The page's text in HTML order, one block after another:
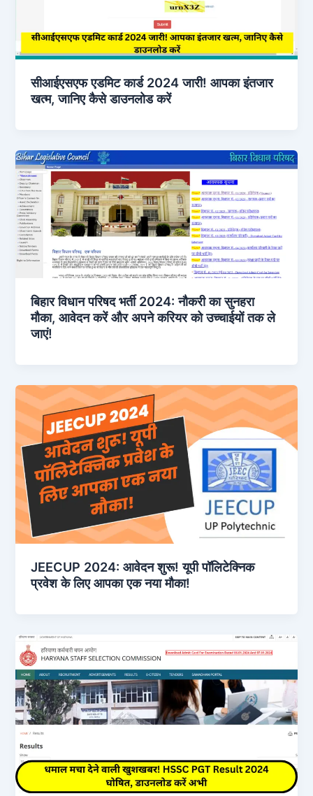
सीआईएसएफ एडमिट कार्ड 2024 जारी! आपका इंतजार
खत्म, जानिए कैसे डाउनलोड करें
बिहार विधान परिषद भर्ती 2024: नौकरी का सुनहरा
मौका, आवेदन करें और अपने करियर को उच्चाईयों तक ले
जाएं!
JEECUP 2024: आवेदन शुरू! यूपी पॉलिटेक्निक
प्रवेश के लिए आपका एक नया मौका!